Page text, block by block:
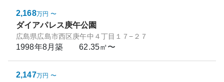
2,168万円 〜
ダイアパレス庚午公園
広島県広島市西区庚午中４丁目１７−２７
1998年8月築 62.35㎡〜
2,147万円 〜